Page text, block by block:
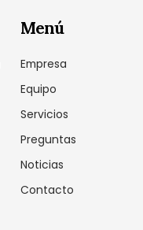
Menú
Empresa
Equipo
Servicios
Preguntas
Noticias
Contacto
Como respetamos tu